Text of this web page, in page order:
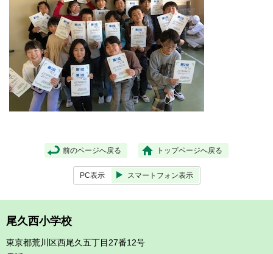
前のページへ戻る トップページへ戻る
PC表示 スマートフォン表示
尾久西小学校
東京都荒川区西尾久五丁目27番12号